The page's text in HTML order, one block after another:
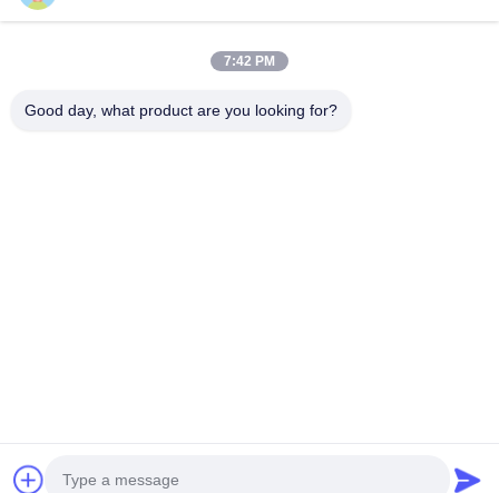
7:42 PM
Good day, what product are you looking for?